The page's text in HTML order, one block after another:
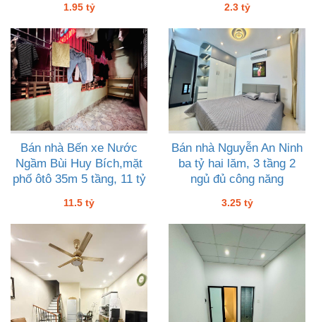
1.95 tỷ 2.3 tỷ
Bán nhà Bến xe Nước
Ngầm Bùi Huy Bích,mặt
phố ôtô 35m 5 tầng, 11 tỷ
11.5 tỷ
Bán nhà Nguyễn An Ninh
ba tỷ hai lăm, 3 tầng 2
ngủ đủ công năng
3.25 tỷ